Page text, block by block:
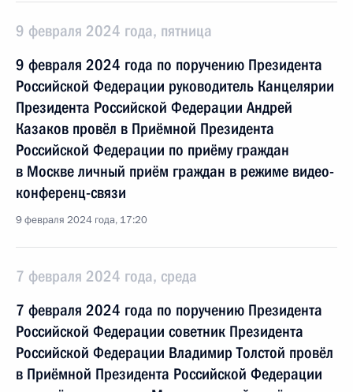
9 февраля 2024 года, пятница
9 февраля 2024 года по поручению Президента
Российской Федерации руководитель Канцелярии
Президента Российской Федерации Андрей
Казаков провёл в Приёмной Президента
Российской Федерации по приёму граждан
в Москве личный приём граждан в режиме видео-
конференц-связи
9 февраля 2024 года, 17:20
7 февраля 2024 года, среда
7 февраля 2024 года по поручению Президента
Российской Федерации советник Президента
Российской Федерации Владимир Толстой провёл
в Приёмной Президента Российской Федерации